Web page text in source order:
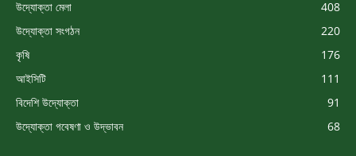
উদ্যোক্তা মেলা
408
উদ্যোক্তা সংগঠন
220
কৃষি
176
আইসিটি
111
বিদেশি উদ্যোক্তা
91
উদ্যোক্তা গবেষণা ও উদ্ভাবন
68